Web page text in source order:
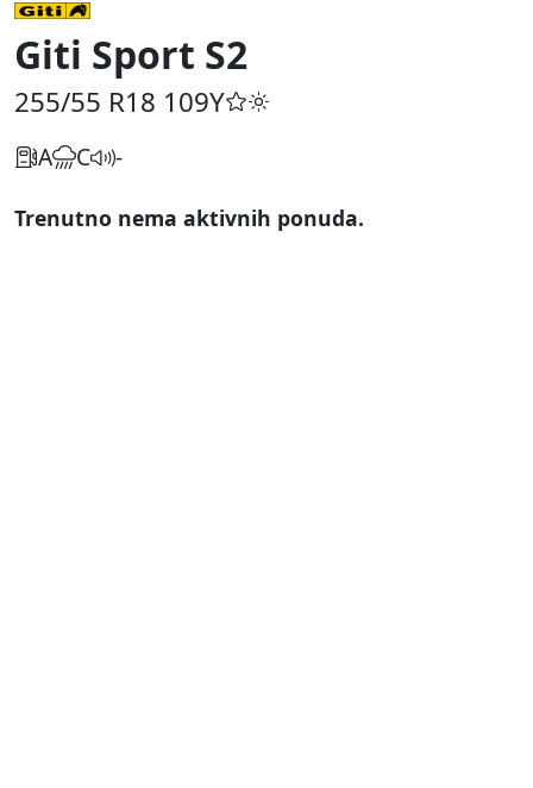
Giti Sport S2
255/55 R18 109Y
A C -
Trenutno nema aktivnih ponuda.